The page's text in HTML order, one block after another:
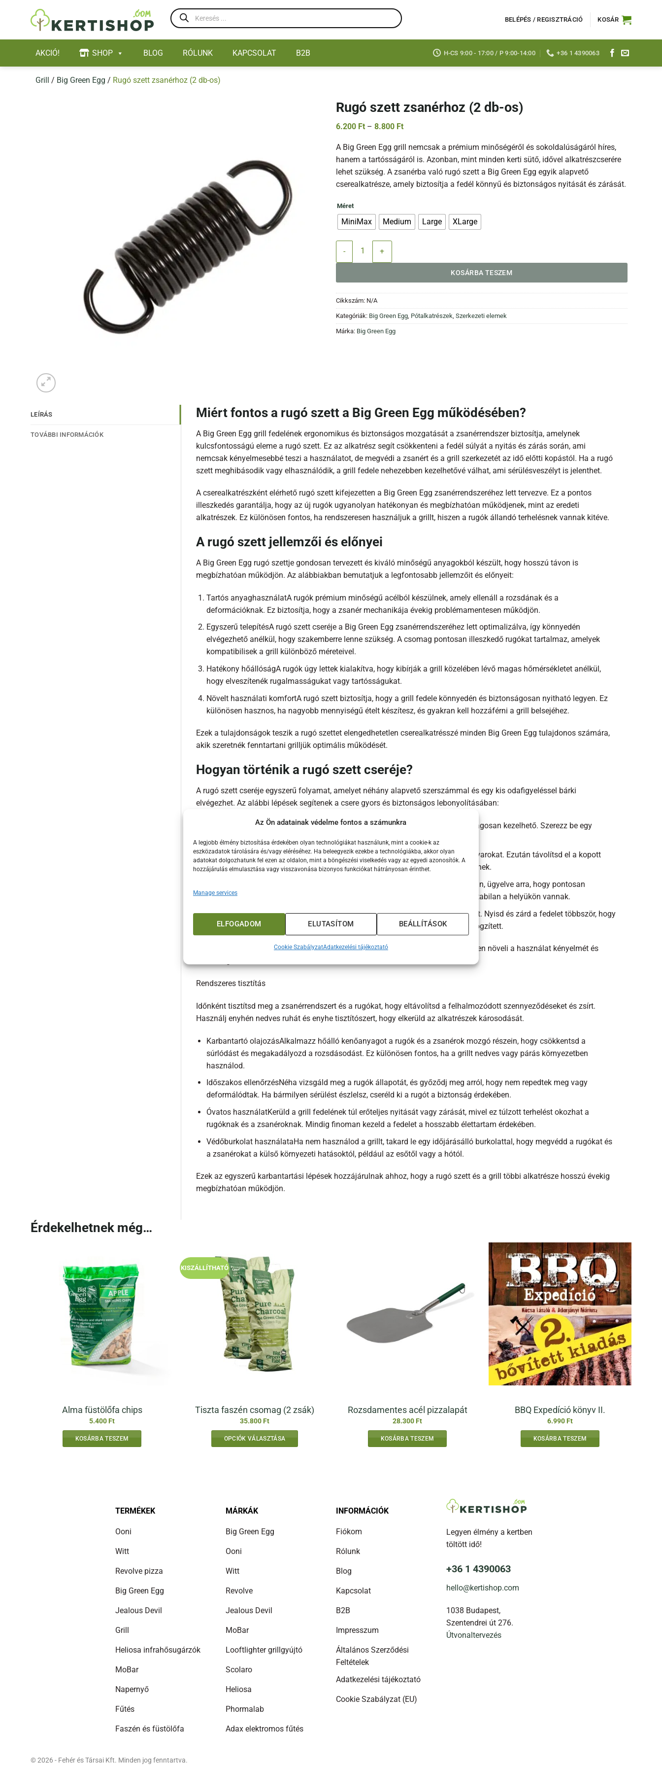
Az Ön adatainak védelme fontos a számunkra
A legjobb élmény biztosítása érdekében olyan technológiákat használunk, mint a cookie-k az
eszközadatok tárolására és/vagy eléréséhez. Ha beleegyezik ezekbe a technológiákba, akkor olyan
adatokat dolgozhatunk fel ezen az oldalon, mint a böngészési viselkedés vagy az egyedi azonosítók. A
hozzájárulás elmulasztása vagy visszavonása bizonyos funkciókat hátrányosan érinthet.
Manage services
ELFOGADOM ELUTASÍTOM BEÁLLÍTÁSOK
Cookie SzabályzatAdatkezelési tájékoztató
Products
search
BELÉPÉS / REGISZTRÁCIÓ KOSÁR
AKCIÓ! SHOP BLOG RÓLUNK KAPCSOLAT B2B H-CS 9:00 - 17:00 / P 9:00-14:00 +36 1 4390063
Grill / Big Green Egg / Rugó szett zsanérhoz (2 db-os)
Rugó szett zsanérhoz (2 db-os)
6.200 Ft – 8.800 FtÁrtartomány:
-
8.800 Ft
A Big Green Egg grill nemcsak a prémium minőségéről és sokoldalúságáról híres,
hanem a tartósságáról is. Azonban, mint minden kerti sütő, idővel alkatrészcserére
lehet szükség. A zsanérba való rugó szett a Big Green Egg egyik alapvető
cserealkatrésze, amely biztosítja a fedél könnyű és biztonságos nyitását és zárását.
Méret
MiniMax Medium Large XLarge
Rugó szett zsanérhoz (2 db-os) mennyiség
KOSÁRBA TESZEM
Cikkszám: N/A
Kategóriák: Big Green Egg Pótalkatrészek Szerkezeti elemek
Márka: Big Green Egg
LEÍRÁS
TOVÁBBI INFORMÁCIÓK
Miért fontos a rugó szett a Big Green Egg működésében?
A Big Green Egg grill fedelének ergonomikus és biztonságos mozgatását a zsanérrendszer biztosítja, amelynek
kulcsfontosságú eleme a rugó szett. Ez az alkatrész segít csökkenteni a fedél súlyát a nyitás és zárás során, ami
nemcsak kényelmesebbé teszi a használatot, de megvédi a zsanért és a grill szerkezetét az idő előtti kopástól. Ha a rugó
szett meghibásodik vagy elhasználódik, a grill fedele nehezebben kezelhetővé válhat, ami sérülésveszélyt is jelenthet.
A cserealkatrészként elérhető rugó szett kifejezetten a Big Green Egg zsanérrendszeréhez lett tervezve. Ez a pontos
illeszkedés garantálja, hogy az új rugók ugyanolyan hatékonyan és megbízhatóan működjenek, mint az eredeti
alkatrészek. Ez különösen fontos, ha rendszeresen használjuk a grillt, hiszen a rugók állandó terhelésnek vannak kitéve.
A rugó szett jellemzői és előnyei
A Big Green Egg rugó szettje gondosan tervezett és kiváló minőségű anyagokból készült, hogy hosszú távon is
megbízhatóan működjön. Az alábbiakban bemutatjuk a legfontosabb jellemzőit és előnyeit:
Tartós anyaghasználatA rugók prémium minőségű acélból készülnek, amely ellenáll a rozsdának és a
deformációknak. Ez biztosítja, hogy a zsanér mechanikája évekig problémamentesen működjön.
Egyszerű telepítésA rugó szett cseréje a Big Green Egg zsanérrendszeréhez lett optimalizálva, így könnyedén
elvégezhető anélkül, hogy szakemberre lenne szükség. A csomag pontosan illeszkedő rugókat tartalmaz, amelyek
kompatibilisek a grill különböző méreteivel.
Hatékony hőállóságA rugók úgy lettek kialakítva, hogy kibírják a grill közelében lévő magas hőmérsékletet anélkül,
hogy elveszítenék rugalmasságukat vagy tartósságukat.
Növelt használati komfortA rugó szett biztosítja, hogy a grill fedele könnyedén és biztonságosan nyitható legyen. Ez
különösen hasznos, ha nagyobb mennyiségű ételt készítesz, és gyakran kell hozzáférni a grill belsejéhez.
Ezek a tulajdonságok teszik a rugó szettet elengedhetetlen cserealkatrésszé minden Big Green Egg tulajdonos számára,
akik szeretnék fenntartani grilljük optimális működését.
Hogyan történik a rugó szett cseréje?
A rugó szett cseréje egyszerű folyamat, amelyet néhány alapvető szerszámmal és egy kis odafigyeléssel bárki
elvégezhet. Az alábbi lépések segítenek a csere gyors és biztonságos lebonyolításában:
Készülj fel a cseréreElőször is, győződj meg arról, hogy a grill lehűlt és biztonságosan kezelhető. Szerezz be egy
megfelelő csavarhúzót és kesztyűt, hogy a munka közben megvédd magad.
A régi rugók eltávolításaA zsanérok szétszereléséhez lazítsd meg a rögzítőcsavarokat. Ezután távolítsd el a kopott
vagy meghibásodott rugókat. Légy óvatos, mivel a rugók feszültség alatt lehetnek.
Az új rugók felszereléseHelyezd be az új rugókat a megfelelő helyre a zsanérban, ügyelve arra, hogy pontosan
illeszkedjenek. Rögzítsd a rugókat a csavarokkal, és győződj meg arról, hogy stabilan a helyükön vannak.
Ellenőrizd a működéstMiután az új rugók a helyükön vannak, teszteld a zsanért. Nyisd és zárd a fedelet többször, hogy
megbizonyosodj arról, hogy minden megfelelően működik és biztonságosan rögzített.
A csere nemcsak a grill működését állítja vissza az eredeti állapotába, de jelentősen növeli a használat kényelmét és
Rendszeres tisztítás
Időnként tisztítsd meg a zsanérrendszert és a rugókat, hogy eltávolítsd a felhalmozódott szennyeződéseket és zsírt.
Használj enyhén nedves ruhát és enyhe tisztítószert, hogy elkerüld az alkatrészek károsodását.
Karbantartó olajozásAlkalmazz hőálló kenőanyagot a rugók és a zsanérok mozgó részein, hogy csökkentsd a
súrlódást és megakadályozd a rozsdásodást. Ez különösen fontos, ha a grillt nedves vagy párás környezetben
használod.
Időszakos ellenőrzésNéha vizsgáld meg a rugók állapotát, és győződj meg arról, hogy nem repedtek meg vagy
deformálódtak. Ha bármilyen sérülést észlelsz, cseréld ki a rugót a biztonság érdekében.
Óvatos használatKerüld a grill fedelének túl erőteljes nyitását vagy zárását, mivel ez túlzott terhelést okozhat a
rugóknak és a zsanéroknak. Mindig finoman kezeld a fedelet a hosszabb élettartam érdekében.
Védőburkolat használataHa nem használod a grillt, takard le egy időjárásálló burkolattal, hogy megvédd a rugókat és
a zsanérokat a külső környezeti hatásoktól, például az esőtől vagy a hótól.
Ezek az egyszerű karbantartási lépések hozzájárulnak ahhoz, hogy a rugó szett és a grill többi alkatrésze hosszú évekig
megbízhatóan működjön.
Érdekelhetnek még…
Alma füstölőfa chips
5.400 Ft
KOSÁRBA TESZEM
KISZÁLLÍTHATÓ
Tiszta faszén csomag (2 zsák)
35.800 Ft
OPCIÓK VÁLASZTÁSA
Rozsdamentes acél pizzalapát
28.300 Ft
KOSÁRBA TESZEM
BBQ Expedíció könyv II.
6.990 Ft
KOSÁRBA TESZEM
TERMÉKEK
Ooni
Witt
Revolve pizza
Big Green Egg
Jealous Devil
Grill
Heliosa infrahősugárzók
MoBar
Napernyő
Fűtés
Faszén és füstölőfa
MÁRKÁK
Big Green Egg
Ooni
Witt
Revolve
Jealous Devil
MoBar
Looftlighter grillgyújtó
Scolaro
Heliosa
Phormalab
Adax elektromos fűtés
INFORMÁCIÓK
Fiókom
Rólunk
Blog
Kapcsolat
B2B
Impresszum
Általános Szerződési
Feltételek
Adatkezelési tájékoztató
Cookie Szabályzat (EU)
Legyen élmény a kertben
töltött idő!
+36 1 4390063
hello@kertishop.com
1038 Budapest,
Szentendrei út 276.
Útvonaltervezés
© 2026 - Fehér és Társai Kft. Minden jog fenntartva.